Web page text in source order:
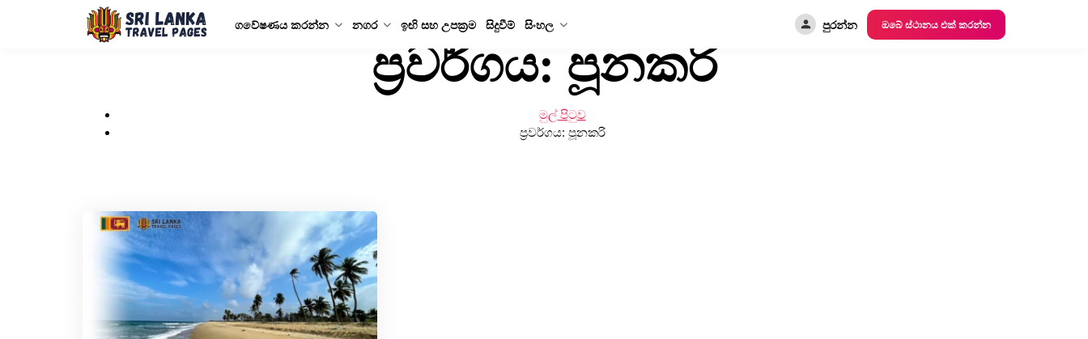
ගවේෂණය කරන්න නගර ඉඟි සහ උපක්‍රම සිදුවීම් සිංහල පුරන්න ඔබේ ස්ථානය එක් කරන්න
ප්‍රවර්ගය: පූනකරි
මුල් පිටුව
ප්‍රවර්ගය: පූනකරි